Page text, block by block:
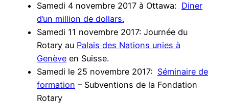
Samedi 4 novembre 2017 à Ottawa: Diner
d’un million de dollars.
Samedi 11 novembre 2017: Journée du
Rotary au Palais des Nations unies à
Genève en Suisse.
Samedi le 25 novembre 2017: Séminaire de
formation – Subventions de la Fondation
Rotary